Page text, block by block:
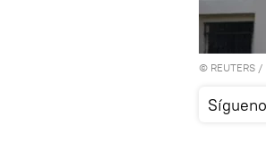
© REUTERS /